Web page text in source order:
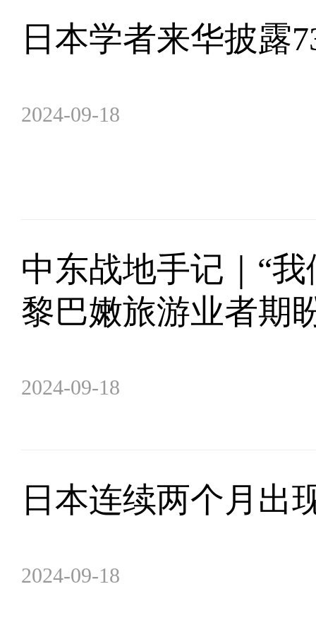
日本学者来华披露
2024-09-18
中东战地手记｜“
黎巴嫩旅游业者期
2024-09-18
日本连续两个月出
2024-09-18